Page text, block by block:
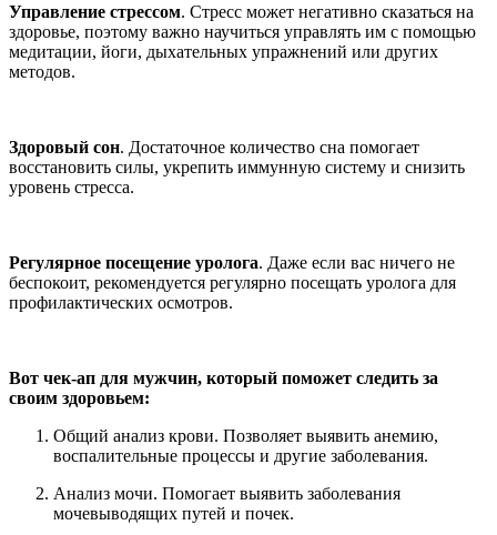
Управление стрессом. Стресс может негативно сказаться на
здоровье, поэтому важно научиться управлять им с помощью
медитации, йоги, дыхательных упражнений или других
методов.
Здоровый сон. Достаточное количество сна помогает
восстановить силы, укрепить иммунную систему и снизить
уровень стресса.
Регулярное посещение уролога. Даже если вас ничего не
беспокоит, рекомендуется регулярно посещать уролога для
профилактических осмотров.
Вот чек-ап для мужчин, который поможет следить за
своим здоровьем:
Общий анализ крови. Позволяет выявить анемию,
воспалительные процессы и другие заболевания.
Анализ мочи. Помогает выявить заболевания
мочевыводящих путей и почек.